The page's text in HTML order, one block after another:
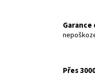
Přes